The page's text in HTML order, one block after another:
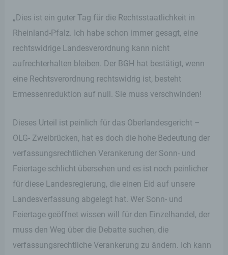
„Dies ist ein guter Tag für die Rechtsstaatlichkeit in
Rheinland-Pfalz. Ich habe schon immer gesagt, eine
rechtswidrige Landesverordnung kann nicht
aufrechterhalten bleiben. Der BGH hat bestätigt, wenn
eine Rechtsverordnung rechtswidrig ist, besteht
Ermessenreduktion auf null. Sie muss verschwinden!
Dieses Urteil ist peinlich für das Oberlandesgericht –
OLG- Zweibrücken, hat es doch die hohe Bedeutung der
verfassungsrechtlichen Verankerung der Sonn- und
Feiertage schlicht übersehen und es ist noch peinlicher
für diese Landesregierung, die einen Eid auf unsere
Landesverfassung abgelegt hat. Wer Sonn- und
Feiertage geöffnet wissen will für den Einzelhandel, der
muss den Weg über die Debatte suchen, die
verfassungsrechtliche Verankerung zu ändern. Ich kann